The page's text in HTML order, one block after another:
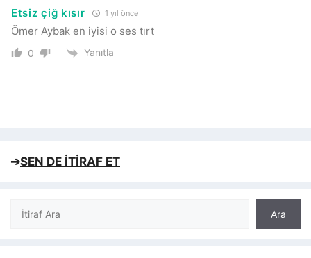
Etsiz çiğ kısır 1 yıl önce
Ömer Aybak en iyisi o ses tırt
0 Yanıtla
➔SEN DE İTİRAF ET
Ara
Ara